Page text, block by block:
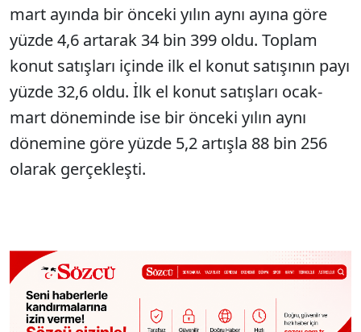
mart ayında bir önceki yılın aynı ayına göre
yüzde 4,6 artarak 34 bin 399 oldu. Toplam
konut satışları içinde ilk el konut satışının payı
yüzde 32,6 oldu. İlk el konut satışları ocak-
mart döneminde ise bir önceki yılın aynı
dönemine göre yüzde 5,2 artışla 88 bin 256
olarak gerçekleşti.